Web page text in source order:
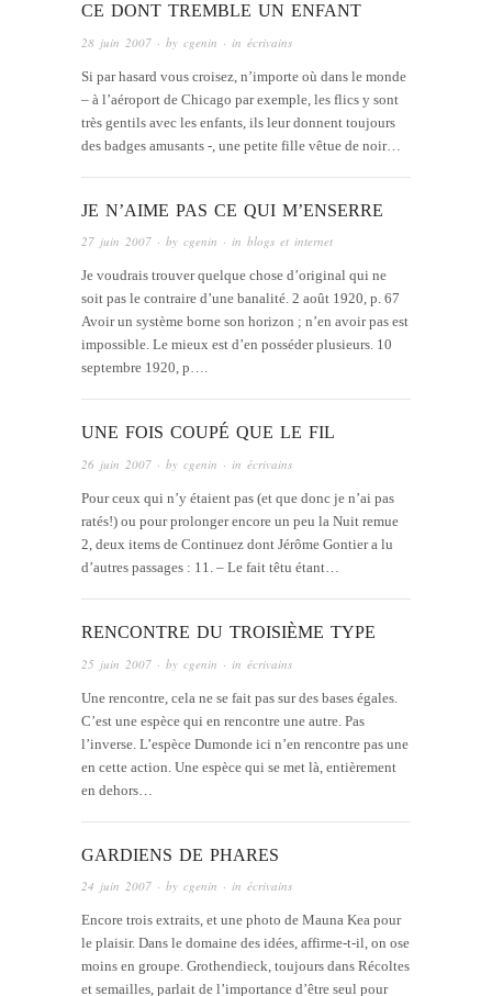
CE DONT TREMBLE UN ENFANT
28 juin 2007 · by cgenin · in écrivains
Si par hasard vous croisez, n’importe où dans le monde
– à l’aéroport de Chicago par exemple, les flics y sont
très gentils avec les enfants, ils leur donnent toujours
des badges amusants -, une petite fille vêtue de noir…
JE N’AIME PAS CE QUI M’ENSERRE
27 juin 2007 · by cgenin · in blogs et internet
Je voudrais trouver quelque chose d’original qui ne
soit pas le contraire d’une banalité. 2 août 1920, p. 67
Avoir un système borne son horizon ; n’en avoir pas est
impossible. Le mieux est d’en posséder plusieurs. 10
septembre 1920, p….
UNE FOIS COUPÉ QUE LE FIL
26 juin 2007 · by cgenin · in écrivains
Pour ceux qui n’y étaient pas (et que donc je n’ai pas
ratés!) ou pour prolonger encore un peu la Nuit remue
2, deux items de Continuez dont Jérôme Gontier a lu
d’autres passages : 11. – Le fait têtu étant…
RENCONTRE DU TROISIÈME TYPE
25 juin 2007 · by cgenin · in écrivains
Une rencontre, cela ne se fait pas sur des bases égales.
C’est une espèce qui en rencontre une autre. Pas
l’inverse. L’espèce Dumonde ici n’en rencontre pas une
en cette action. Une espèce qui se met là, entièrement
en dehors…
GARDIENS DE PHARES
24 juin 2007 · by cgenin · in écrivains
Encore trois extraits, et une photo de Mauna Kea pour
le plaisir. Dans le domaine des idées, affirme-t-il, on ose
moins en groupe. Grothendieck, toujours dans Récoltes
et semailles, parlait de l’importance d’être seul pour